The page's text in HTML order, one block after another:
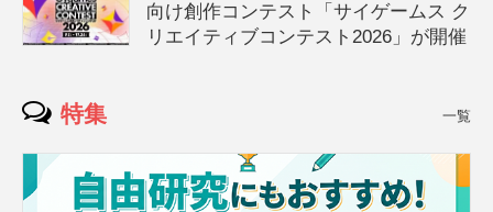
向け創作コンテスト「サイゲームス ク
リエイティブコンテスト2026」が開催
特集 一覧